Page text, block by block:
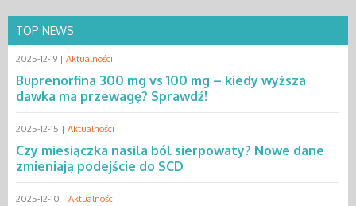
TOP NEWS
2025-12-19 | Aktualności
Buprenorfina 300 mg vs 100 mg – kiedy wyższa
dawka ma przewagę? Sprawdź!
2025-12-15 | Aktualności
Czy miesiączka nasila ból sierpowaty? Nowe dane
zmieniają podejście do SCD
2025-12-10 | Aktualności